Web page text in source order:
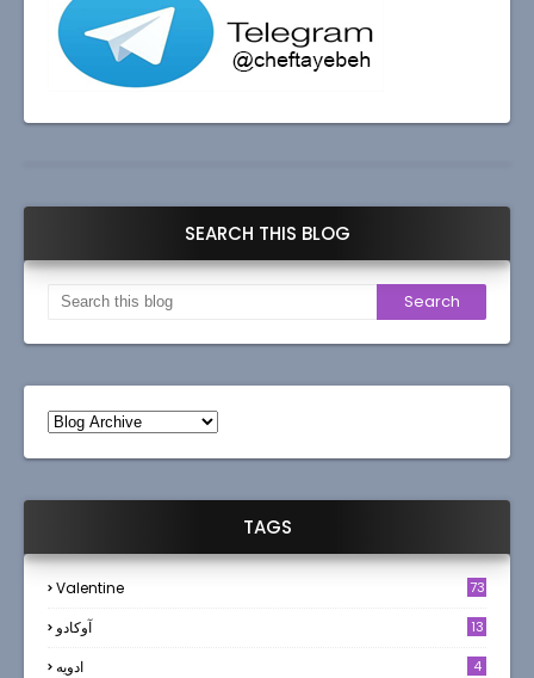
SEARCH THIS BLOG
TAGS
Valentine 73
آوکادو 13
ادويه 4